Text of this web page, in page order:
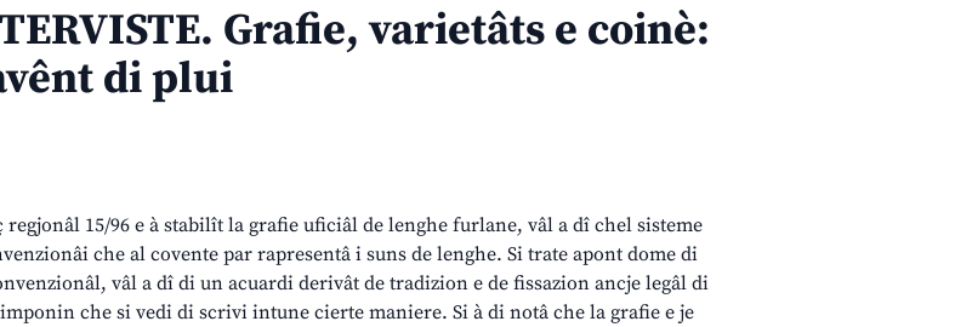
Grafie, varietâts e coinè:
di plui
regjonâl 15/96 e à stabilît la grafie uficiâl de lenghe furlane, vâl a dî chel sisteme
che al covente par rapresentâ i suns de lenghe. Si trate apont dome di
vâl a dî di un acuardi derivât de tradizion e de fissazion ancje legâl di
che si vedi di scrivi intune cierte maniere. Si à di notâ che la grafie e je